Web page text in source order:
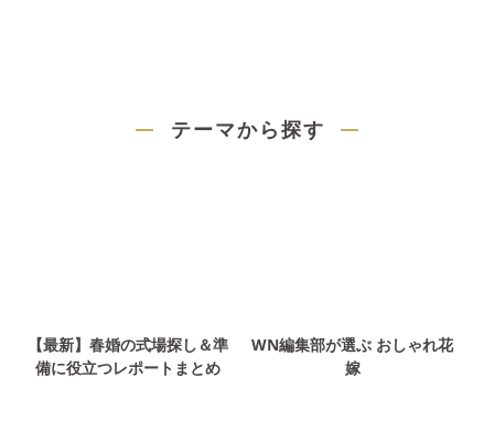
テーマから探す
【最新】春婚の式場探し＆準
備に役立つレポートまとめ
WN編集部が選ぶ おしゃれ花
嫁